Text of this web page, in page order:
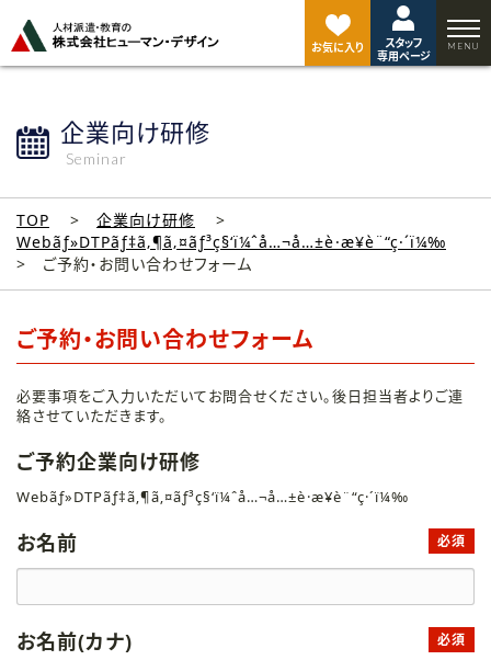
お気に入り
スタッフ
専用ページ
企業向け研修
Seminar
TOP
企業向け研修
Webãƒ»DTPãƒ‡ã‚¶ã‚¤ãƒ³ç§‘ï¼ˆå…¬å…±è·æ¥­è¨“ç·´ï¼‰
ご予約・お問い合わせフォーム
ご予約・お問い合わせフォーム
必要事項をご入力いただいてお問合せください。後日担当者よりご連
絡させていただきます。
ご予約企業向け研修
Webãƒ»DTPãƒ‡ã‚¶ã‚¤ãƒ³ç§‘ï¼ˆå…¬å…±è·æ¥­è¨“ç·´ï¼‰
お名前 必須
お名前(カナ) 必須
ジ
ト